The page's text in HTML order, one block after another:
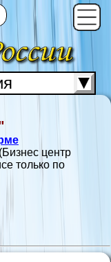
центр
только по